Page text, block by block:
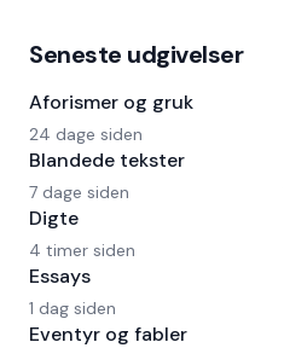
Seneste udgivelser
Aforismer og gruk
24 dage siden
Blandede tekster
7 dage siden
Digte
4 timer siden
Essays
1 dag siden
Eventyr og fabler